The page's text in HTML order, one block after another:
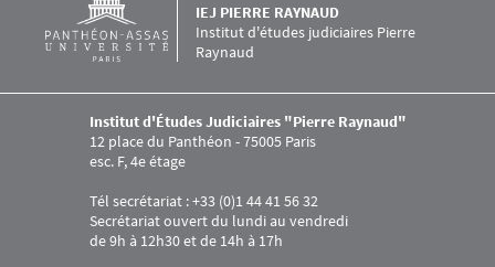
Institut d'études judiciaires Pierre
Raynaud
IEJ PIERRE RAYNAUD
Institut d'Études Judiciaires "Pierre Raynaud"
12 place du Panthéon - 75005 Paris
esc. F, 4e étage
Tél secrétariat : +33 (0)1 44 41 56 32
Secrétariat ouvert du lundi au vendredi
de 9h à 12h30 et de 14h à 17h